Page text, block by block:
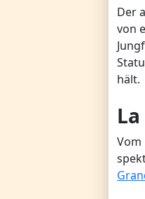
Der
von
hält.
Vom